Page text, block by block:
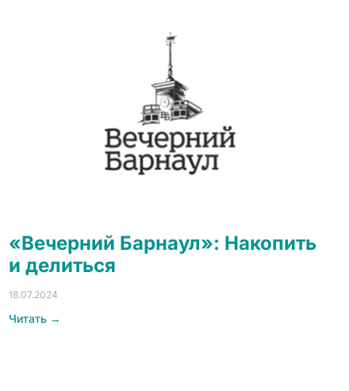
«Вечерний Барнаул»: Накопить
и делиться
18.07.2024
Читать →